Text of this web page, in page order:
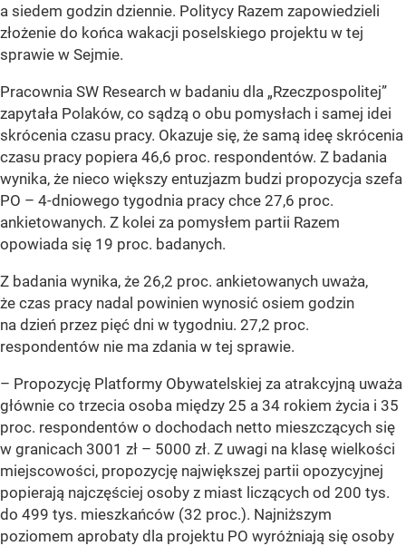
a siedem godzin dziennie. Politycy Razem zapowiedzieli
złożenie do końca wakacji poselskiego projektu w tej
sprawie w Sejmie.
Pracownia SW Research w badaniu dla „Rzeczpospolitej”
zapytała Polaków, co sądzą o obu pomysłach i samej idei
skrócenia czasu pracy. Okazuje się, że samą ideę skrócenia
czasu pracy popiera 46,6 proc. respondentów. Z badania
wynika, że nieco większy entuzjazm budzi propozycja szefa
PO – 4-dniowego tygodnia pracy chce 27,6 proc.
ankietowanych. Z kolei za pomysłem partii Razem
opowiada się 19 proc. badanych.
Z badania wynika, że 26,2 proc. ankietowanych uważa,
że czas pracy nadal powinien wynosić osiem godzin
na dzień przez pięć dni w tygodniu. 27,2 proc.
respondentów nie ma zdania w tej sprawie.
– Propozycję Platformy Obywatelskiej za atrakcyjną uważa
głównie co trzecia osoba między 25 a 34 rokiem życia i 35
proc. respondentów o dochodach netto mieszczących się
w granicach 3001 zł – 5000 zł. Z uwagi na klasę wielkości
miejscowości, propozycję największej partii opozycyjnej
popierają najczęściej osoby z miast liczących od 200 tys.
do 499 tys. mieszkańców (32 proc.). Najniższym
poziomem aprobaty dla projektu PO wyróżniają się osoby